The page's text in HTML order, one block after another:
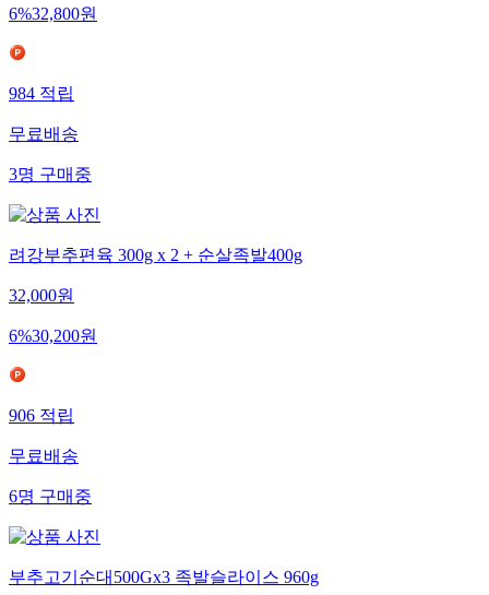
6%32,800원
984적립
무료배송
3명구매중
려강부추편육 300g x 2 + 순살족발400g
32,000원
6%30,200원
906적립
무료배송
6명구매중
부추고기순대500Gx3 족발슬라이스 960g